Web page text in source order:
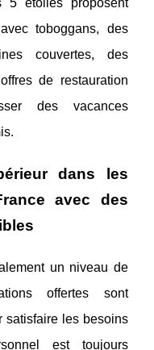
toboggans, des
couvertes, des
de restauration
des vacances
dans les
avec des
un niveau de
offertes sont
satisfaire les besoins
est toujours